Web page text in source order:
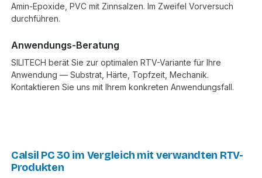
Amin-Epoxide, PVC mit Zinnsalzen. Im Zweifel Vorversuch
durchführen.
Anwendungs-Beratung
SILITECH berät Sie zur optimalen RTV-Variante für Ihre
Anwendung — Substrat, Härte, Topfzeit, Mechanik.
Kontaktieren Sie uns mit Ihrem konkreten Anwendungsfall.
Calsil PC 30 im Vergleich mit verwandten RTV-
Produkten